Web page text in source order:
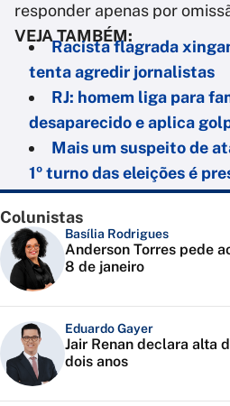
responder apenas por
VEJA TAMBÉM:
Racista flagrada
tenta agredir jornalistas
RJ: homem liga para
desaparecido e aplica
Mais um suspeito de
1º turno das eleições é
Colunistas
Basília Rodrigues
Anderson Torres pede
8 de janeiro
Eduardo Gayer
Jair Renan declara alta
dois anos